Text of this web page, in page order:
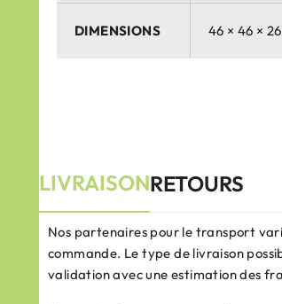
DIMENSIONS 46 × 46 ×
LIVRAISONRETOURS
Nos partenaires pour le transport
commande. Le type de livraison
validation avec une estimation des